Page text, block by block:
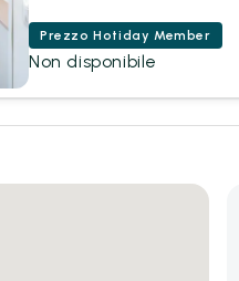
Prezzo Hotiday Member
Non disponibile